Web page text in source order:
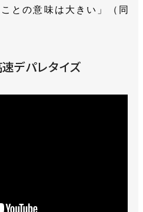
との意味は大きい」（同
デパレタイズ